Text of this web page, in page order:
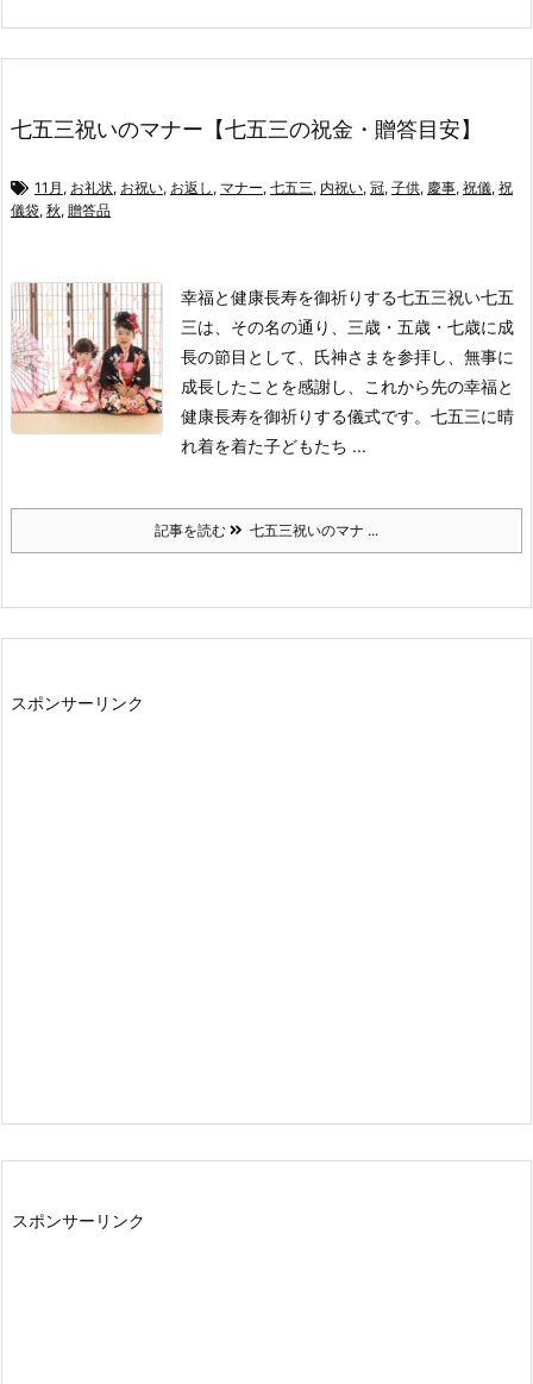
七五三祝いのマナー【七五三の祝金・贈答目安】
11月 , お礼状, お祝い, お返し , マナー, 七五三, 内祝い, 冠, 子供, 慶事, 祝儀, 祝
儀袋, 秋, 贈答品
幸福と健康長寿を御祈りする七五三祝い七五
三は、その名の通り、三歳・五歳・七歳に成
長の節目として、氏神さまを参拝し、無事に
成長したことを感謝し、これから先の幸福と
健康長寿を御祈りする儀式です。 七五三に晴
れ着を着た子どもたち ...
記事を読む 七五三祝いのマナ ...
スポンサーリンク
スポンサーリンク